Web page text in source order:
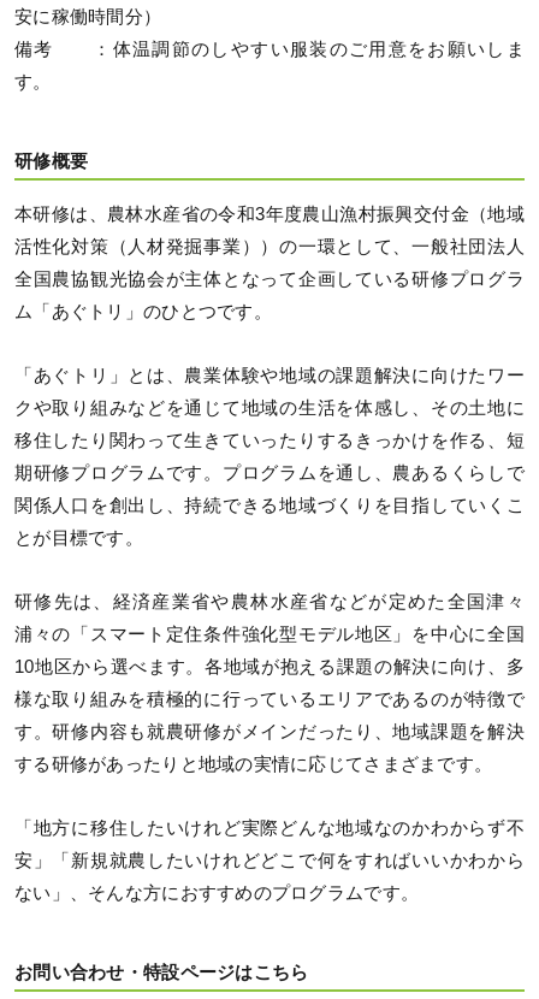
安に稼働時間分）
備考 ：体温調節のしやすい服装のご用意をお願いしま
す。
研修概要
本研修は、農林水産省の令和3年度農山漁村振興交付金（地域
活性化対策（人材発掘事業））の一環として、一般社団法人
全国農協観光協会が主体となって企画している研修プログラ
ム「あぐトリ」のひとつです。
「あぐトリ」とは、農業体験や地域の課題解決に向けたワー
クや取り組みなどを通じて地域の生活を体感し、その土地に
移住したり関わって生きていったりするきっかけを作る、短
期研修プログラムです。プログラムを通し、農あるくらしで
関係人口を創出し、持続できる地域づくりを目指していくこ
とが目標です。
研修先は、経済産業省や農林水産省などが定めた全国津々
浦々の「スマート定住条件強化型モデル地区」を中心に全国
10地区から選べます。各地域が抱える課題の解決に向け、多
様な取り組みを積極的に行っているエリアであるのが特徴で
す。研修内容も就農研修がメインだったり、地域課題を解決
する研修があったりと地域の実情に応じてさまざまです。
「地方に移住したいけれど実際どんな地域なのかわからず不
安」「新規就農したいけれどどこで何をすればいいかわから
ない」、そんな方におすすめのプログラムです。
お問い合わせ・特設ページはこちら